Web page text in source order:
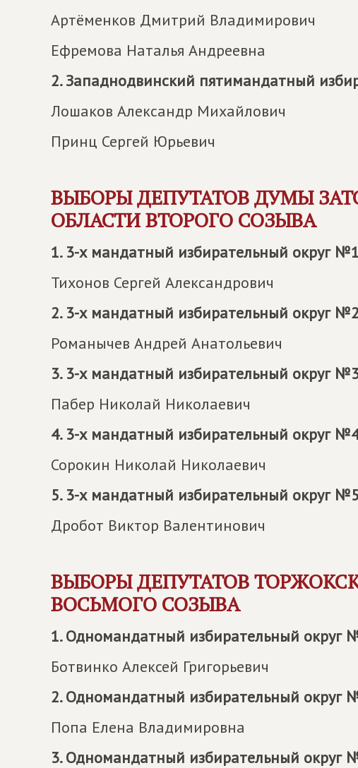
Артёменков Дмитрий Владимирович
Ефремова Наталья Андреевна
2. Западнодвинский пятимандатный
Лошаков Александр Михайлович
Принц Сергей Юрьевич
ВЫБОРЫ ДЕПУТАТОВ ДУМЫ
ОБЛАСТИ ВТОРОГО СОЗЫВА
1. 3-х мандатный избирательный округ №1
Тихонов Сергей Александрович
2. 3-х мандатный избирательный округ №2
Романычев Андрей Анатольевич
3. 3-х мандатный избирательный округ
Пабер Николай Николаевич
4. 3-х мандатный избирательный округ
Сорокин Николай Николаевич
5. 3-х мандатный избирательный округ №5
Дробот Виктор Валентинович
ВЫБОРЫ ДЕПУТАТОВ
ВОСЬМОГО СОЗЫВА
1. Одномандатный избирательный округ
Ботвинко Алексей Григорьевич
2. Одномандатный избирательный округ
Попа Елена Владимировна
3. Одномандатный избирательный округ